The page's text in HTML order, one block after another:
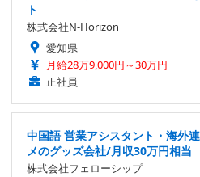
ト
株式会社N-Horizon
愛知県
月給28万9,000円～30万円
正社員
中国語 営業アシスタント・海外
メのグッズ会社/月収30万円相当
株式会社フェローシップ